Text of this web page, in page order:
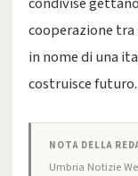
cooperazione
in nome di una
costruisce futuro.
NOTA DELLA
Umbria Notizie